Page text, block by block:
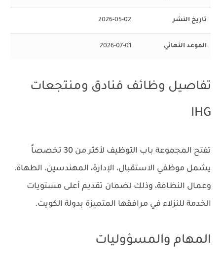
تاريخ النشر 2026-05-02
الموعد النهائي 2026-07-01
تفاصيل وظائف فنادق ومنتجعات
IHG
تفتح المجموعة باب التوظيف لأكثر من 30 تخصصاً
يشمل موظفي الاستقبال، الإدارة، المهندسين، الطهاة،
وعمال النظافة، وذلك لضمان تقديم أعلى مستويات
الخدمة للنزلاء في مرافقها المتميزة بدولة الكويت.
المهام والمسؤوليات